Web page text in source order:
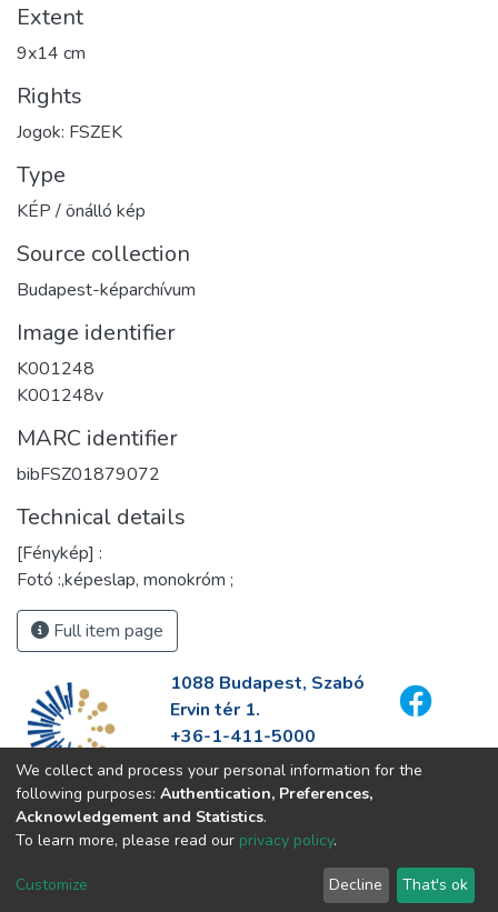
Extent
9x14 cm
Rights
Jogok: FSZEK
Type
KÉP / önálló kép
Source collection
Budapest-képarchívum
Image identifier
K001248
K001248v
MARC identifier
bibFSZ01879072
Technical details
[Fénykép] :
Fotó :,képeslap, monokróm ;
Full item page
1088 Budapest, Szabó
Ervin tér 1.
+36-1-411-5000
info@fszek.hu
https://fszek.hu
We collect and process your personal information for the
following purposes: Authentication, Preferences,
Acknowledgement and Statistics.
To learn more, please read our privacy policy.
Customize Decline That's ok